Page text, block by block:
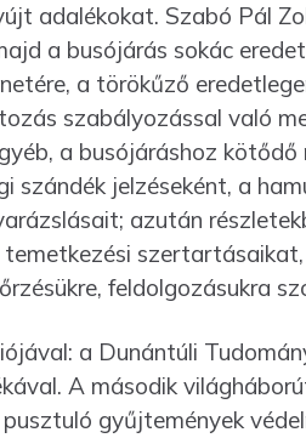
adalékokat. Szabó Pál
a busójárás sokác
a törökűző
szabályozással való
a busójáráshoz kötődő
jelzéseként, a
azután
feldol­go­zásukra
a Dunántúli
A második
gyűjtemények